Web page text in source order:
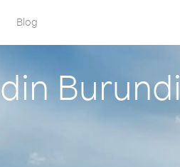
Blog
Burundi